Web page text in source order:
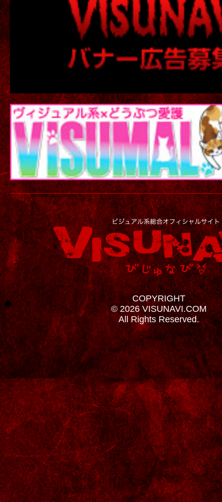
COPYRIGHT
© 2026 VISUNAVI.COM
All Rights Reserved.